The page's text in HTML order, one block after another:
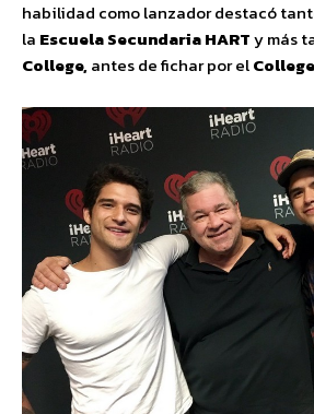
habilidad como lanzador destacó
la Escuela Secundaria HARTy más
College,antes de fichar por el